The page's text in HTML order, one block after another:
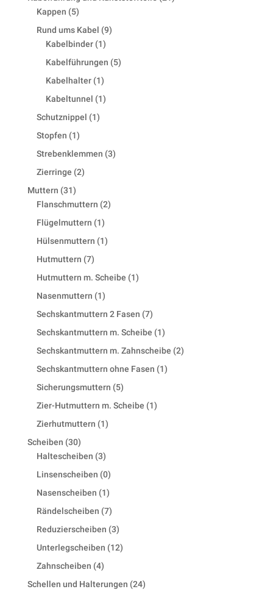
Kappen 55
products
Rund ums Kabel 99
Kabelbinder 11
product
Kabelführungen 55
Kabelhalter 11
product
Kabeltunnel 11
Schutznippel 11
Stopfen 11
Strebenklemmen 33
Zierringe 22
Muttern 3131
products
Flanschmuttern 22
Flügelmuttern 11
product
Hülsenmuttern 11
Hutmuttern 77
products
Hutmuttern m. Scheibe 11
Nasenmuttern 11
product
Sechskantmuttern 2 Fasen 77
products
Sechskantmuttern m. Scheibe 11
product
Sechskantmuttern m. Zahnscheibe 22
Sechskantmuttern ohne Fasen 11
Sicherungsmuttern 55
products
Zier-Hutmuttern m. Scheibe 11
Zierhutmuttern 11
Scheiben 3030
products
Haltescheiben 33
products
Linsenscheiben 00
products
Nasenscheiben 11
product
Rändelscheiben 77
products
Reduzierscheiben 33
products
Unterlegscheiben 1212
Zahnscheiben 44
products
Schellen und Halterungen 2424